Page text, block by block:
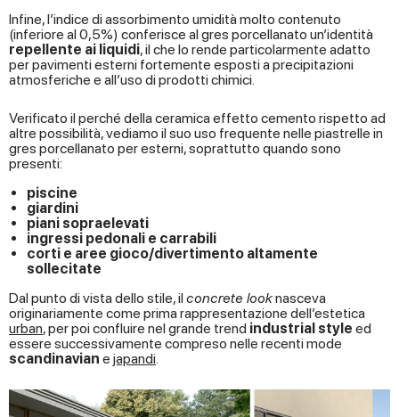
Infine, l’indice di assorbimento umidità molto contenuto
(inferiore al 0,5%) conferisce al gres porcellanato un’identità
repellente ai liquidi, il che lo rende particolarmente adatto
per pavimenti esterni fortemente esposti a precipitazioni
atmosferiche e all’uso di prodotti chimici.
Verificato il perché della ceramica effetto cemento rispetto ad
altre possibilità, vediamo il suo uso frequente nelle piastrelle in
gres porcellanato per esterni, soprattutto quando sono
presenti:
piscine
giardini
piani sopraelevati
ingressi pedonali e carrabili
corti e aree gioco/divertimento altamente
sollecitate
Dal punto di vista dello stile, ilconcrete looknasceva
originariamente come prima rappresentazione dell’estetica
urban, per poi confluire nel grande trend industrial style ed
essere successivamente compreso nelle recenti mode
scandinavian e japandi.